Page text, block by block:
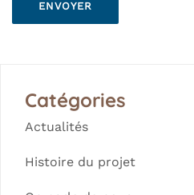
Catégories
Actualités
Histoire du projet